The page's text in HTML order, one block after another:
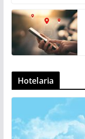
Hotelaria